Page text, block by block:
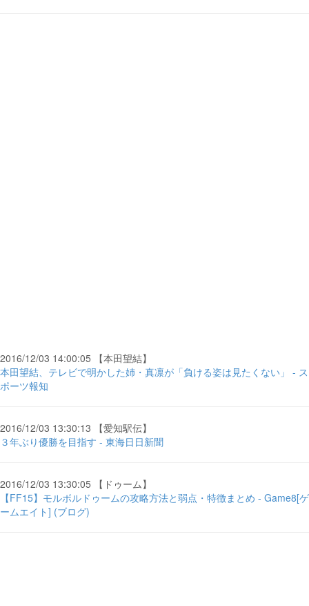
2016/12/03 14:00:05 【本田望結】
本田望結、テレビで明かした姉・真凛が「負ける姿は見たくない」 - ス
ポーツ報知
2016/12/03 13:30:13 【愛知駅伝】
３年ぶり優勝を目指す - 東海日日新聞
2016/12/03 13:30:05 【ドゥーム】
【FF15】モルボルドゥームの攻略方法と弱点・特徴まとめ - Game8[ゲ
ームエイト] (ブログ)